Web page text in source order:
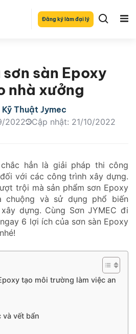
Đăng ký làm đại lý
sàn Epoxy
nhà xưởng
Thuật Jymec
2022
Cập nhật: 21/10/2022
chắc hẳn là giải pháp thi công
với các công trình xây dựng.
trội mà sản phẩm sơn Epoxy
chuộng và sử dụng phổ biến
dựng. Cùng Sơn JYMEC đi
6 lợi ích của sơn sàn Epoxy
tạo môi trường làm việc an
và vết bẩn